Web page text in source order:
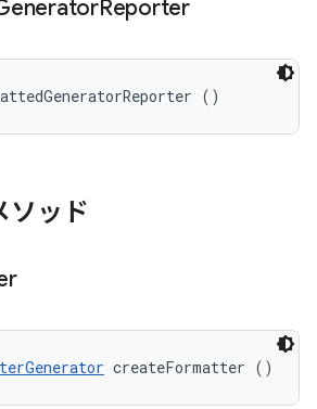
Reporter
()
ソッド
createFormatter ()